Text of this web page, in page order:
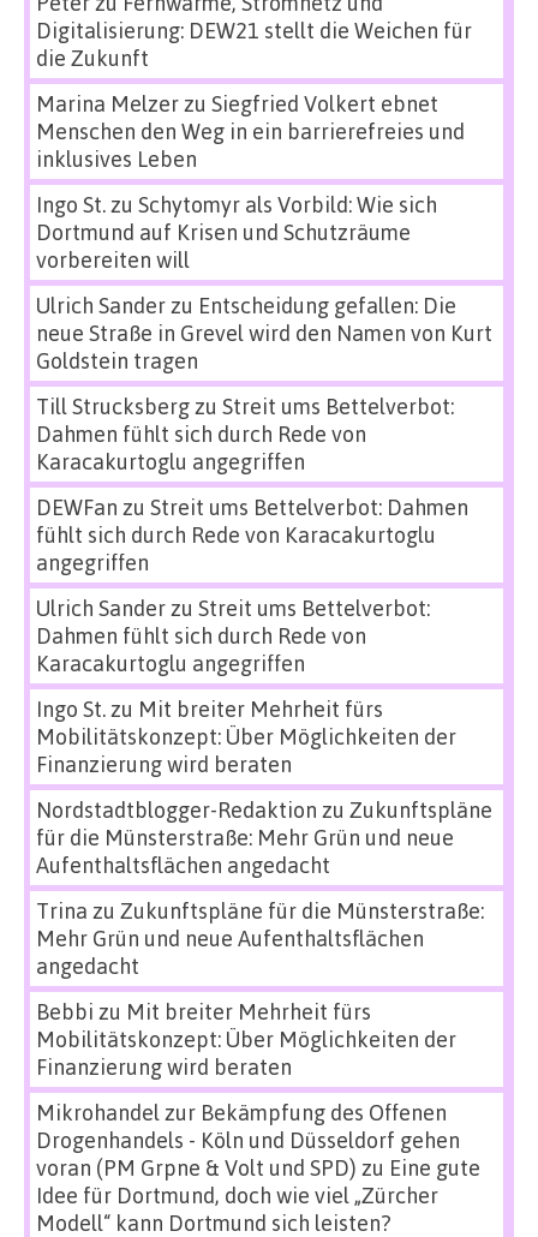
Digitalisierung: DEW21 stellt die Weichen für
die Zukunft
Marina Melzerzu Siegfried Volkert ebnet
Menschen den Weg in ein barrierefreies und
inklusives Leben
Ingo St.zu Schytomyr als Vorbild: Wie sich
Dortmund auf Krisen und Schutzräume
vorbereiten will
Ulrich Sanderzu Entscheidung gefallen: Die
neue Straße in Grevel wird den Namen von Kurt
Goldstein tragen
Till Strucksbergzu Streit ums Bettelverbot:
Dahmen fühlt sich durch Rede von
Karacakurtoglu angegriffen
DEWFan zu Streit ums Bettelverbot: Dahmen
fühlt sich durch Rede von Karacakurtoglu
angegriffen
Ulrich Sanderzu Streit ums Bettelverbot:
Dahmen fühlt sich durch Rede von
Karacakurtoglu angegriffen
Ingo St.zu Mit breiter Mehrheit fürs
Mobilitätskonzept: Über Möglichkeiten der
Finanzierung wird beraten
Nordstadtblogger-Redaktion zu Zukunftspläne
für die Münsterstraße: Mehr Grün und neue
Aufenthaltsflächen angedacht
Trina zu Zukunftspläne für die Münsterstraße:
Mehr Grün und neue Aufenthaltsflächen
angedacht
Bebbi zu Mit breiter Mehrheit fürs
Mobilitätskonzept: Über Möglichkeiten der
Finanzierung wird beraten
Mikrohandel zur Bekämpfung des Offenen
Drogenhandels - Köln und Düsseldorf gehen
voran (PM Grpne & Volt und SPD) zu Eine gute
Idee für Dortmund, doch wie viel „Zürcher
Modell“ kann Dortmund sich leisten?